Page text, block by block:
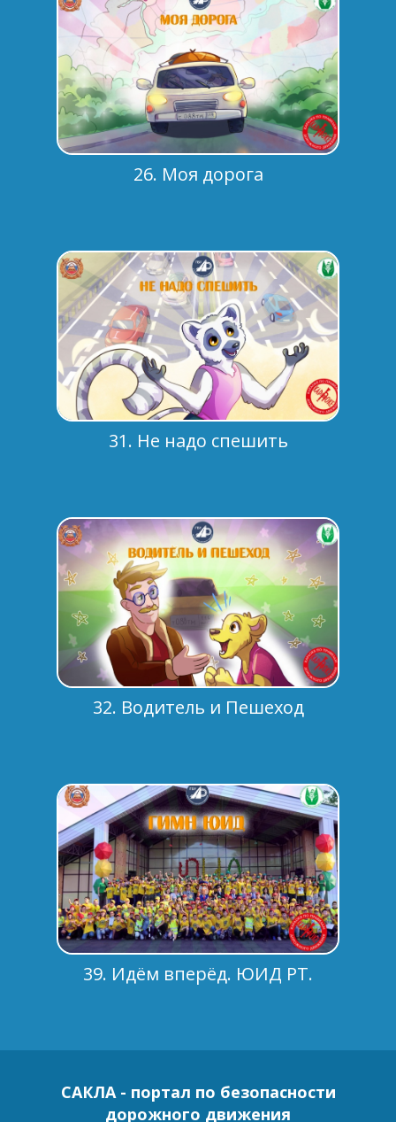
26. Моя дорога
31. Не надо спешить
32. Водитель и Пешеход
39. Идём вперёд. ЮИД РТ.
САКЛА - портал по безопасности
дорожного движения